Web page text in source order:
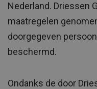
Nederland. Driessen
maatregelen
doorgegeven
beschermd.
Ondanks de door